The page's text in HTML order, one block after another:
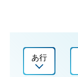
あ行